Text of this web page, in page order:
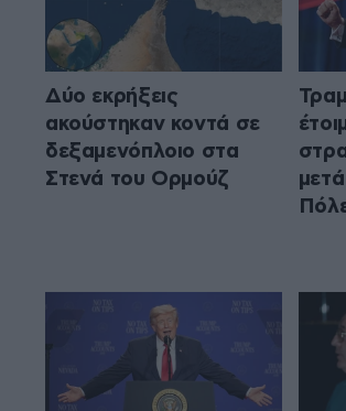
Δύο εκρήξεις
ακούστηκαν κοντά σε
δεξαμενόπλοιο στα
Στενά του Ορμούζ